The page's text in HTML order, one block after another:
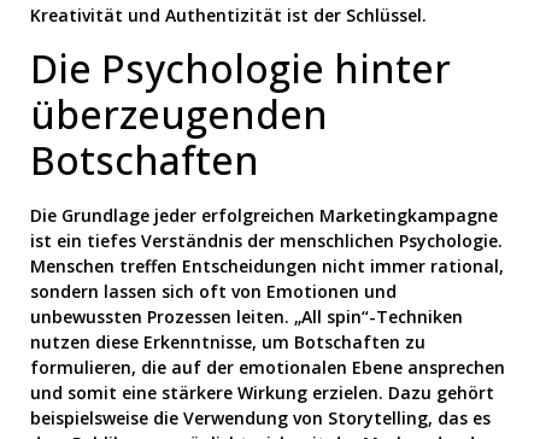
Kreativität und Authentizität ist der Schlüssel.
Die Psychologie hinter
überzeugenden
Botschaften
Die Grundlage jeder erfolgreichen Marketingkampagne
ist ein tiefes Verständnis der menschlichen Psychologie.
Menschen treffen Entscheidungen nicht immer rational,
sondern lassen sich oft von Emotionen und
unbewussten Prozessen leiten. „All spin“-Techniken
nutzen diese Erkenntnisse, um Botschaften zu
formulieren, die auf der emotionalen Ebene ansprechen
und somit eine stärkere Wirkung erzielen. Dazu gehört
beispielsweise die Verwendung von Storytelling, das es